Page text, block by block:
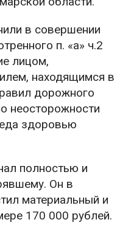
в совершении
п. «а» ч.2
лицом,
находящимся в
дорожного
неосторожности
здоровью
полностью и
Он в
материальный и
170 000 рублей.